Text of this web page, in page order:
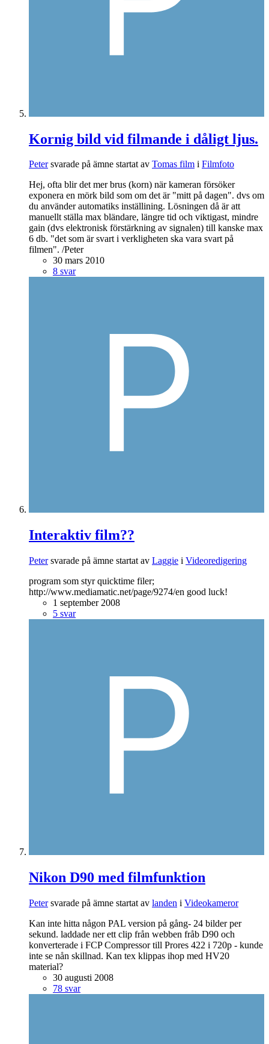
Kornig bild vid filmande i dåligt ljus.
Petersvarade på ämne startat av Tomas film i Filmfoto
Hej, ofta blir det mer brus (korn) när kameran försöker
exponera en mörk bild som om det är "mitt på dagen". dvs om
du använder automatiks inställining. Lösningen då är att
manuellt ställa max bländare, längre tid och viktigast, mindre
gain (dvs elektronisk förstärkning av signalen) till kanske max
6 db. "det som är svart i verkligheten ska vara svart på
filmen". /Peter
30 mars 2010
8 svar
Interaktiv film??
Petersvarade på ämne startat av Laggie i Videoredigering
program som styr quicktime filer;
http://www.mediamatic.net/page/9274/en good luck!
1 september 2008
5 svar
Nikon D90 med filmfunktion
Petersvarade på ämne startat av landen i Videokameror
Kan inte hitta någon PAL version på gång- 24 bilder per
sekund. laddade ner ett clip från webben fråb D90 och
konverterade i FCP Compressor till Prores 422 i 720p - kunde
inte se nån skillnad. Kan tex klippas ihop med HV20
material?
30 augusti 2008
78 svar